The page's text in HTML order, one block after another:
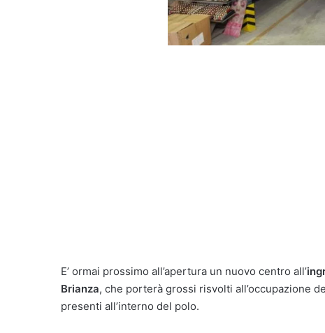
E’ ormai prossimo all’apertura un nuovo centro all’
Brianza, che porterà grossi risvolti all’occupazione
presenti all’interno del polo.